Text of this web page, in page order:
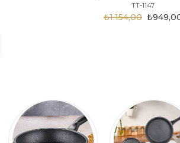
TT-1146
₺1.124,00